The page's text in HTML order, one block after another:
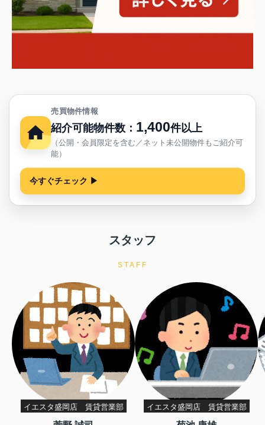
売買物件情報
紹介可能物件数： 1,400件以上
（公開・会員限定を含む／ネット未公開物件もご紹介可
能）
今すぐチェック ▶
スタッフ
STAFF
イエスタ盛岡店 賃貸営業部 イエスタ盛岡店 賃貸営業部